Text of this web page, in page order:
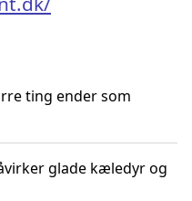
ting ender som
glade kæledyr og